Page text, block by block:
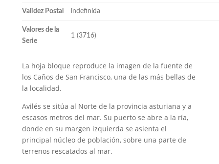
Validez Postal indefinida
Valores de la
Serie
1 (3716)
La hoja bloque reproduce la imagen de la fuente de
los Caños de San Francisco, una de las más bellas de
la localidad.
Avilés se sitúa al Norte de la provincia asturiana y a
escasos metros del mar. Su puerto se abre a la ría,
donde en su margen izquierda se asienta el
principal núcleo de población, sobre una parte de
terrenos rescatados al mar.